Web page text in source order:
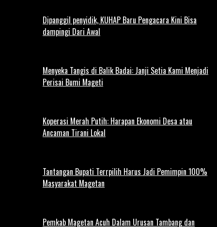
Dipanggil penyidik, KUHAP Baru Pengacara Kini Bisa
dampingi Dari Awal
Menyeka Tangis di Balik Badai: Janji Setia Kami Menjadi
Perisai Bumi Mageti
Koperasi Merah Putih: Harapan Ekonomi Desa atau
Ancaman Tirani Lokal
Tantangan Bupati Terrpilih Harus Jadi Pemimpin 100%
Masyarakat Magetan
Pemkab Magetan Acuh Dalam Urusan Tambang dan